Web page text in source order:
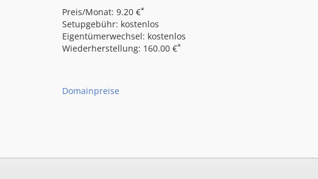
Preis/Monat: 9.20 €*
Setupgebühr: kostenlos
Eigentümerwechsel: kostenlos
Wiederherstellung: 160.00 €*
Domainpreise